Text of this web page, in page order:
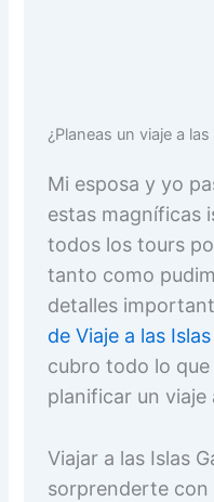
¿Planeas un viaje a
Mi esposa y yo
estas magníficas
todos los tours
tanto como
detalles
de Viaje a las
cubro todo lo
planificar un viaje
Viajar a las Islas
sorprenderte con